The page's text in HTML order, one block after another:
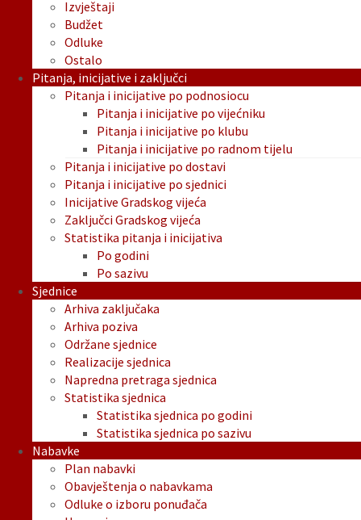
Izvještaji
Budžet
Odluke
Ostalo
Pitanja, inicijative i zaključci
Pitanja i inicijative po podnosiocu
Pitanja i inicijative po vijećniku
Pitanja i inicijative po klubu
Pitanja i inicijative po radnom tijelu
Pitanja i inicijative po dostavi
Pitanja i inicijative po sjednici
Inicijative Gradskog vijeća
Zaključci Gradskog vijeća
Statistika pitanja i inicijativa
Po godini
Po sazivu
Sjednice
Arhiva zaključaka
Arhiva poziva
Održane sjednice
Realizacije sjednica
Napredna pretraga sjednica
Statistika sjednica
Statistika sjednica po godini
Statistika sjednica po sazivu
Nabavke
Plan nabavki
Obavještenja o nabavkama
Odluke o izboru ponuđača